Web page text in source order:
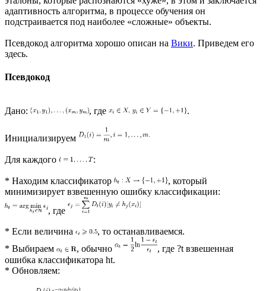
адаптивность алгоритма, в процессе обучения он
подстраивается под наиболее «сложные» объекты.
Псевдокод алгоритма хорошо описан на Вики. Приведем его
здесь.
Псевдокод
Дано: , где .
Инициализируем
Для каждого :
* Находим классификатор
, который
минимизирует взвешенную ошибку классификации:
, где
* Если величина
, то останавливаемся.
* Выбираем
, обычно
, где ?t взвешенная
ошибка классификатора ht.
* Обновляем: